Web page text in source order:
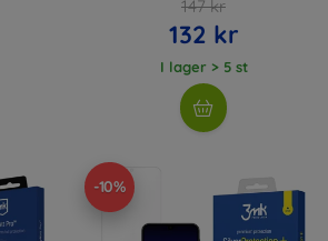
147 kr
132 kr
I lager > 5 st
-10%